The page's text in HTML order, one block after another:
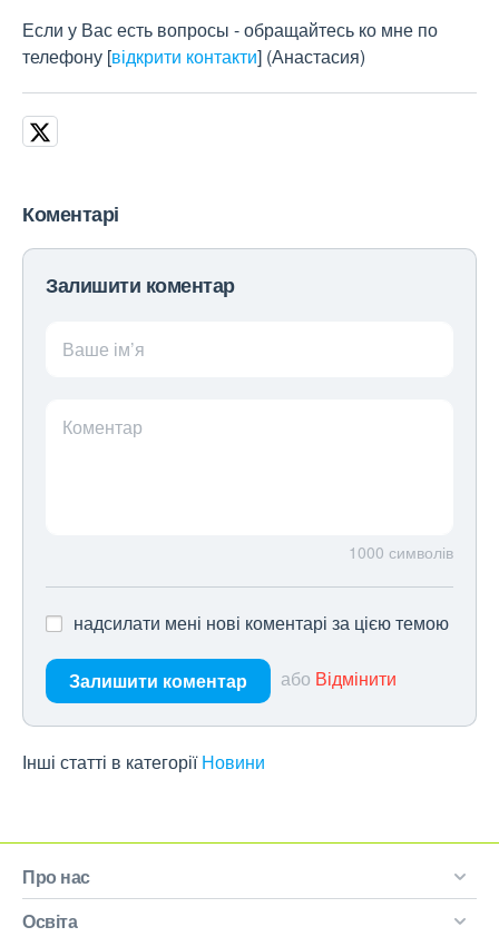
Если у Вас есть вопросы - обращайтесь ко мне по
телефону [відкрити контакти] (Анастасия)
Коментарі
Залишити коментар
Ваше ім’я
Коментар
1000 символів
надсилати мені нові коментарі за цією темою
Залишити коментар або Відмінити
Інші статті в категорії Новини
Про нас
Освіта